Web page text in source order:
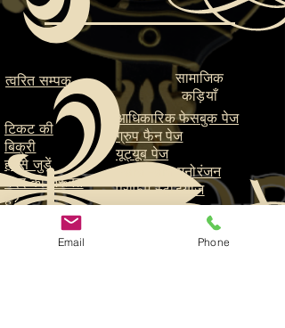
त्वरित सम्पक
टिकट की
बिक्री
हमसे जुड़ें
मदद की ज़रूरत
है?
सामाजिक
कड़ियाँ
आधिकारिक फेसबुक पेज
ग्रुप फैन पेज
यूट्यूब पेज
ParaFam मनोरंजन
पैराफैम स्टूडियोज
Email Phone